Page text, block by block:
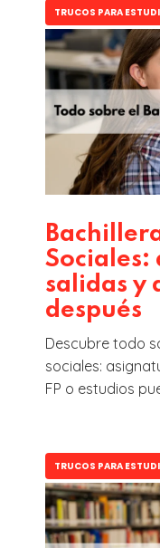
TRUCOS PARA
Sociales:
salidas y
después
Descubre todo
sociales:
FP o estudios
TRUCOS PARA